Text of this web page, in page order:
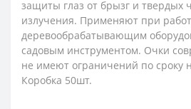
защиты глаз от брызг и твердых
излучения. Применяют при
деревообрабатывающим
садовым инструментом. Очки
не имеют ограничений по сроку
Коробка 50шт.